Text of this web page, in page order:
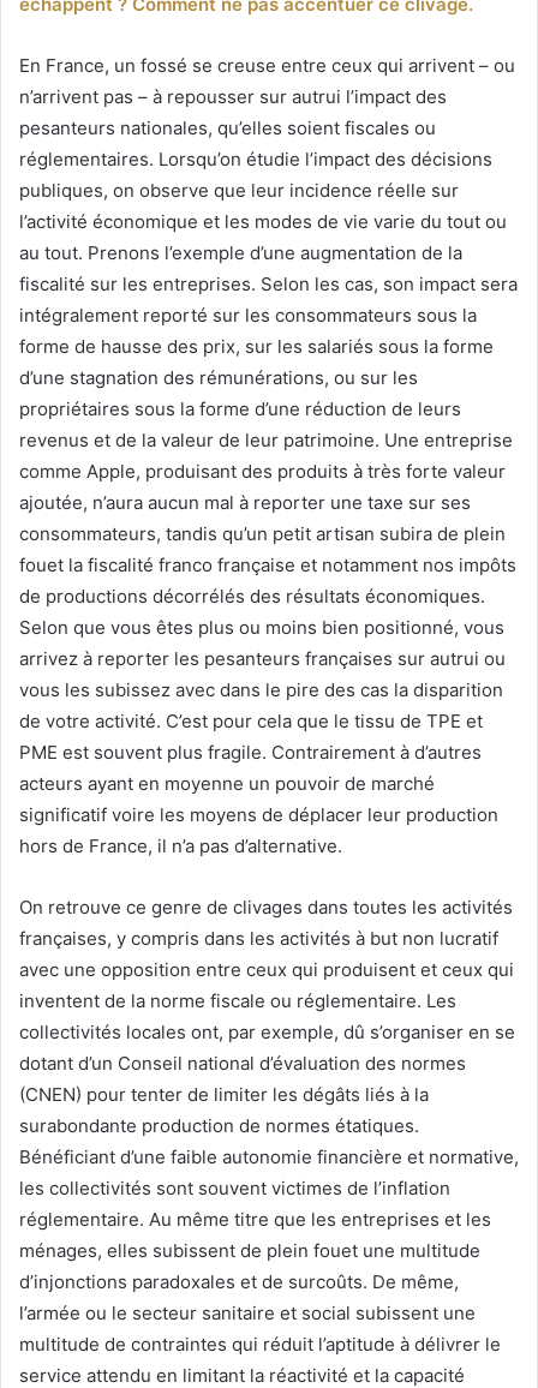
En France, un fossé se creuse entre ceux qui arrivent – ou
n’arrivent pas – à repousser sur autrui l’impact des
pesanteurs nationales, qu’elles soient fiscales ou
réglementaires. Lorsqu’on étudie l’impact des décisions
publiques, on observe que leur incidence réelle sur
l’activité économique et les modes de vie varie du tout ou
au tout. Prenons l’exemple d’une augmentation de la
fiscalité sur les entreprises. Selon les cas, son impact sera
intégralement reporté sur les consommateurs sous la
forme de hausse des prix, sur les salariés sous la forme
d’une stagnation des rémunérations, ou sur les
propriétaires sous la forme d’une réduction de leurs
revenus et de la valeur de leur patrimoine. Une entreprise
comme Apple, produisant des produits à très forte valeur
ajoutée, n’aura aucun mal à reporter une taxe sur ses
consommateurs, tandis qu’un petit artisan subira de plein
fouet la fiscalité franco française et notamment nos impôts
de productions décorrélés des résultats économiques.
Selon que vous êtes plus ou moins bien positionné, vous
arrivez à reporter les pesanteurs françaises sur autrui ou
vous les subissez avec dans le pire des cas la disparition
de votre activité. C’est pour cela que le tissu de TPE et
PME est souvent plus fragile. Contrairement à d’autres
acteurs ayant en moyenne un pouvoir de marché
significatif voire les moyens de déplacer leur production
hors de France, il n’a pas d’alternative.
On retrouve ce genre de clivages dans toutes les activités
françaises, y compris dans les activités à but non lucratif
avec une opposition entre ceux qui produisent et ceux qui
inventent de la norme fiscale ou réglementaire. Les
collectivités locales ont, par exemple, dû s’organiser en se
dotant d’un Conseil national d’évaluation des normes
(CNEN) pour tenter de limiter les dégâts liés à la
surabondante production de normes étatiques.
Bénéficiant d’une faible autonomie financière et normative,
les collectivités sont souvent victimes de l’inflation
réglementaire. Au même titre que les entreprises et les
ménages, elles subissent de plein fouet une multitude
d’injonctions paradoxales et de surcoûts. De même,
l’armée ou le secteur sanitaire et social subissent une
multitude de contraintes qui réduit l’aptitude à délivrer le
service attendu en limitant la réactivité et la capacité